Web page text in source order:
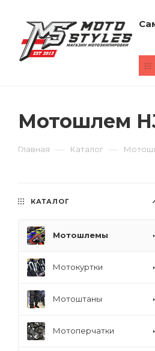
Мотошлем
Главная — Каталог —
КАТАЛОГ
Мотошлемы
Мотокуртки
Мотоштаны
Мотоперчатки